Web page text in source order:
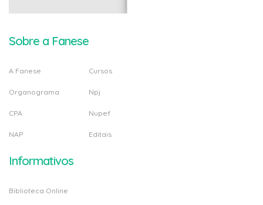
Sobre a Fanese
A Fanese
Organograma
CPA
NAP
Cursos
Npj
Nupef
Editais
Informativos
Biblioteca Online